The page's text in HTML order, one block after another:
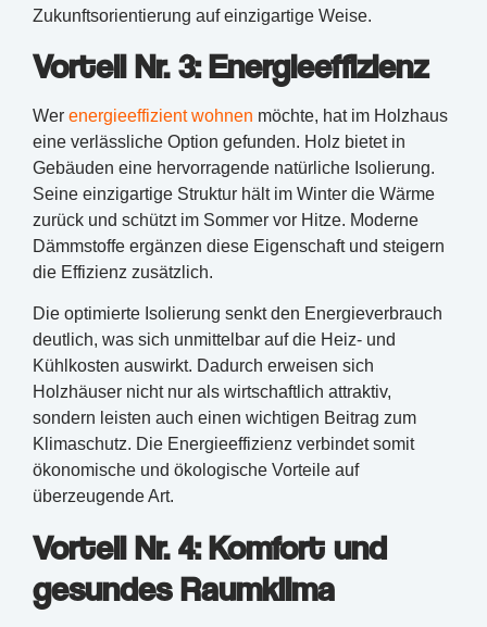
Zukunftsorientierung auf einzigartige Weise.
Vorteil Nr. 3: Energieeffizienz
Wer energieeffizient wohnen möchte, hat im Holzhaus
eine verlässliche Option gefunden. Holz bietet in
Gebäuden eine hervorragende natürliche Isolierung.
Seine einzigartige Struktur hält im Winter die Wärme
zurück und schützt im Sommer vor Hitze. Moderne
Dämmstoffe ergänzen diese Eigenschaft und steigern
die Effizienz zusätzlich.
Die optimierte Isolierung senkt den Energieverbrauch
deutlich, was sich unmittelbar auf die Heiz- und
Kühlkosten auswirkt. Dadurch erweisen sich
Holzhäuser nicht nur als wirtschaftlich attraktiv,
sondern leisten auch einen wichtigen Beitrag zum
Klimaschutz. Die Energieeffizienz verbindet somit
ökonomische und ökologische Vorteile auf
überzeugende Art.
Vorteil Nr. 4: Komfort und
gesundes Raumklima